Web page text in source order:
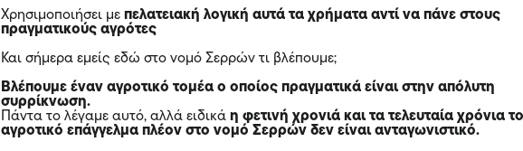
Χρησιμοποιήσει μεπελατειακή λογική αυτά τα χρήματα αντί να πάνε στους
πραγματικούς αγρότες
Και σήμερα εμείς εδώ στο νομό Σερρών τι βλέπουμε;
Βλέπουμε έναν αγροτικό τομέα ο οποίος πραγματικά είναι στην απόλυτη
συρρίκνωση.
Πάντα το λέγαμε αυτό, αλλά ειδικάη φετινή χρονιά και τα τελευταία χρόνια
αγροτικό επάγγελμα πλέον στο νομό Σερρών δεν είναι ανταγωνιστικό.